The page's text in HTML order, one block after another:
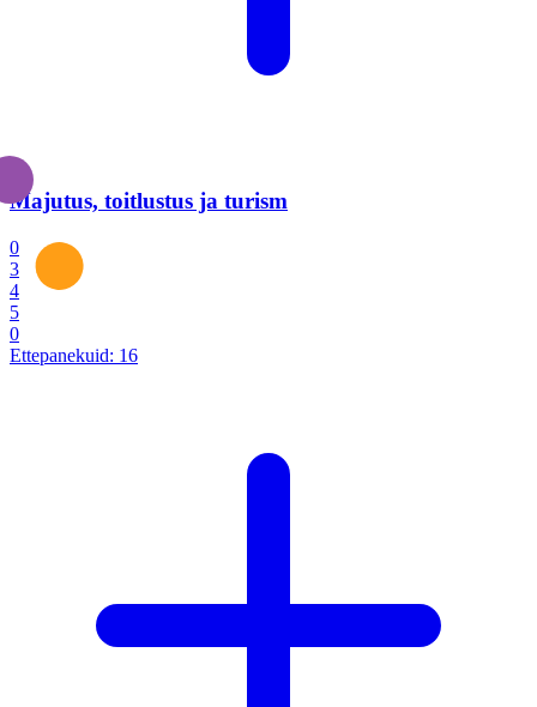
Majutus, toitlustus ja turism
0
3
4
5
0
Ettepanekuid: 16